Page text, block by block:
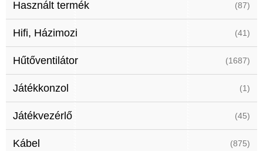
Használt termék (87)
Hifi, Házimozi (41)
Hűtőventilátor (1687)
Játékkonzol (1)
Játékvezérlő (45)
Kábel (875)